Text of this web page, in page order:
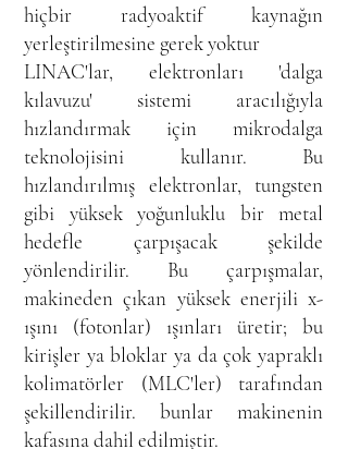
hiçbir radyoaktif kaynağın
yerleştirilmesine gerek yoktur
LINAC'lar, elektronları 'dalga
kılavuzu' sistemi aracılığıyla
hızlandırmak için mikrodalga
teknolojisini kullanır. Bu
hızlandırılmış elektronlar, tungsten
gibi yüksek yoğunluklu bir metal
hedefle çarpışacak şekilde
yönlendirilir. Bu çarpışmalar,
makineden çıkan yüksek enerjili x-
ışını (fotonlar) ışınları üretir; bu
kirişler ya bloklar ya da çok yapraklı
kolimatörler (MLC'ler) tarafından
şekillendirilir. bunlar makinenin
kafasına dahil edilmiştir.